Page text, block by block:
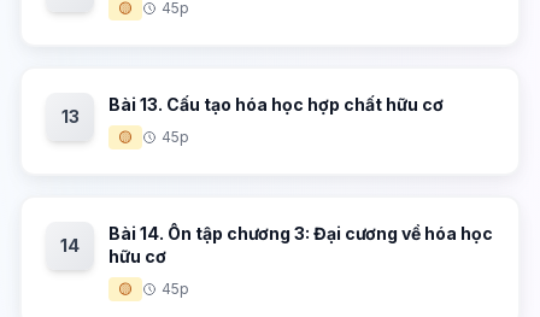
🟡 45p
13
Bài 13. Cấu tạo hóa học hợp chất hữu cơ
🟡 45p
14
Bài 14. Ôn tập chương 3: Đại cương về hóa học
hữu cơ
🟡 45p